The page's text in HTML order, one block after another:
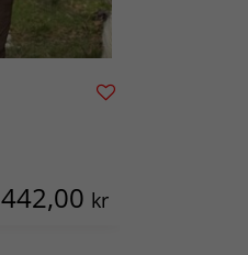
442,00 kr